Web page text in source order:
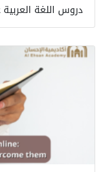
دروس اللغة العربية